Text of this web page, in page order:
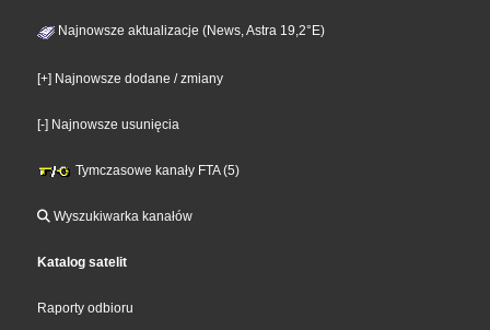
Najnowsze aktualizacje (News, Astra 19,2°E)
[+] Najnowsze dodane / zmiany
[-] Najnowsze usunięcia
Tymczasowe kanały FTA (5)
Wyszukiwarka kanałów
Katalog satelit
Raporty odbioru